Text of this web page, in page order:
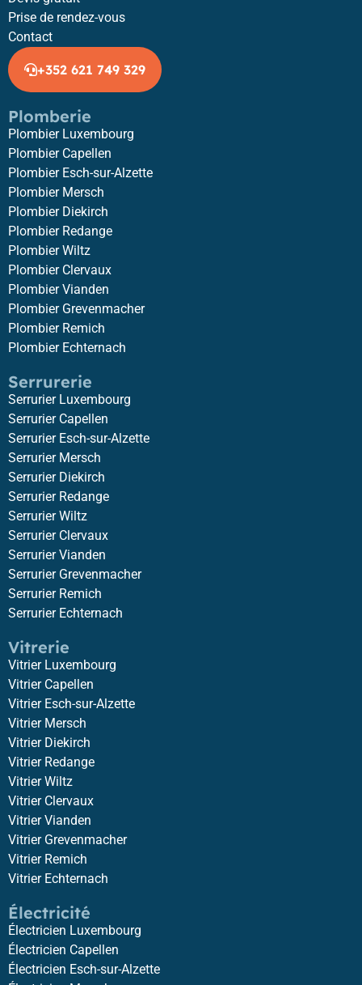
Prise de rendez-vous
Contact
+352 621 749 329
Plomberie
Plombier Luxembourg
Plombier Capellen
Plombier Esch-sur-Alzette
Plombier Mersch
Plombier Diekirch
Plombier Redange
Plombier Wiltz
Plombier Clervaux
Plombier Vianden
Plombier Grevenmacher
Plombier Remich
Plombier Echternach
Serrurerie
Serrurier Luxembourg
Serrurier Capellen
Serrurier Esch-sur-Alzette
Serrurier Mersch
Serrurier Diekirch
Serrurier Redange
Serrurier Wiltz
Serrurier Clervaux
Serrurier Vianden
Serrurier Grevenmacher
Serrurier Remich
Serrurier Echternach
Vitrerie
Vitrier Luxembourg
Vitrier Capellen
Vitrier Esch-sur-Alzette
Vitrier Mersch
Vitrier Diekirch
Vitrier Redange
Vitrier Wiltz
Vitrier Clervaux
Vitrier Vianden
Vitrier Grevenmacher
Vitrier Remich
Vitrier Echternach
Électricité
Électricien Luxembourg
Électricien Capellen
Électricien Esch-sur-Alzette